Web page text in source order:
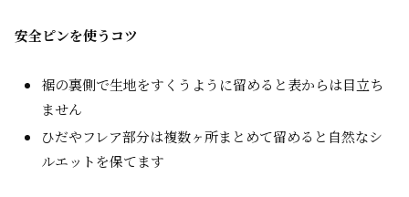
安全ピンを使うコツ
裾の裏側で生地をすくうように留めると表からは目立ち
ません
ひだやフレア部分は複数ヶ所まとめて留めると自然なシ
ルエットを保てます